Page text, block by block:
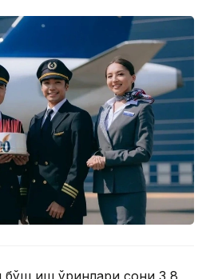
бўш иш ўринлари сони 3,8